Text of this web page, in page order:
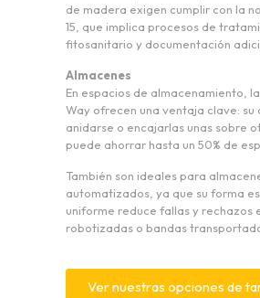
de madera exigen cumplir con la
15, que implica procesos de
fitosanitario y documentación
Almacenes
En espacios de almacenamiento,
Way ofrecen una ventaja clave: su
anidarse o encajarlas unas sobre
puede ahorrar hasta un 50% de
También son ideales para
automatizados, ya que su forma
uniforme reduce fallas y rechazos
robotizadas o bandas
Ver nuestras opciones de